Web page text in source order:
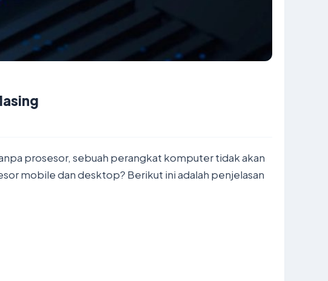
prosesor, sebuah perangkat komputer tidak akan
mobile dan desktop? Berikut ini adalah penjelasan